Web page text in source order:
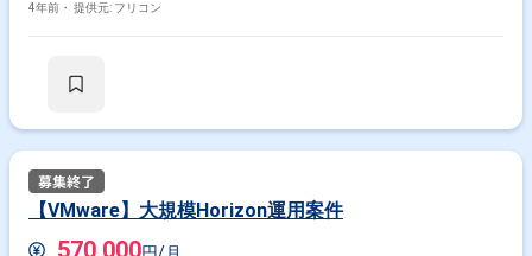
4年前・ 提供元: フリコン
【VMware】大規模Horizon運用案件
570,000